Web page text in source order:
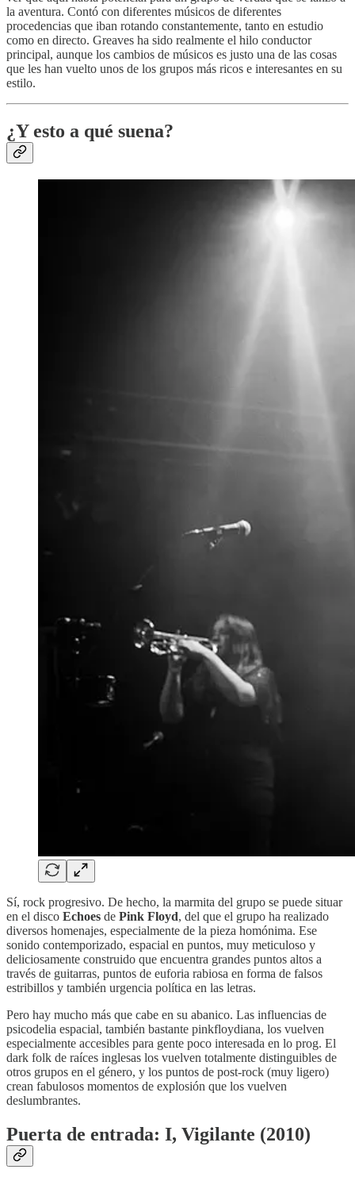
la aventura. Contó con diferentes músicos de diferentes
procedencias que iban rotando constantemente, tanto en estudio
como en directo. Greaves ha sido realmente el hilo conductor
principal, aunque los cambios de músicos es justo una de las cosas
que les han vuelto unos de los grupos más ricos e interesantes en su
estilo.
¿Y esto a qué suena?
Sí, rock progresivo. De hecho, la marmita del grupo se puede situar
en el disco Echoes de Pink Floyd, del que el grupo ha realizado
diversos homenajes, especialmente de la pieza homónima. Ese
sonido contemporizado, espacial en puntos, muy meticuloso y
deliciosamente construido que encuentra grandes puntos altos a
través de guitarras, puntos de euforia rabiosa en forma de falsos
estribillos y también urgencia política en las letras.
Pero hay mucho más que cabe en su abanico. Las influencias de
psicodelia espacial, también bastante pinkfloydiana, los vuelven
especialmente accesibles para gente poco interesada en lo prog. El
dark folk de raíces inglesas los vuelven totalmente distinguibles de
otros grupos en el género, y los puntos de post-rock (muy ligero)
crean fabulosos momentos de explosión que los vuelven
deslumbrantes.
Puerta de entrada: I, Vigilante (2010)